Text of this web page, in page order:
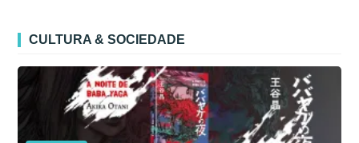
CULTURA & SOCIEDADE